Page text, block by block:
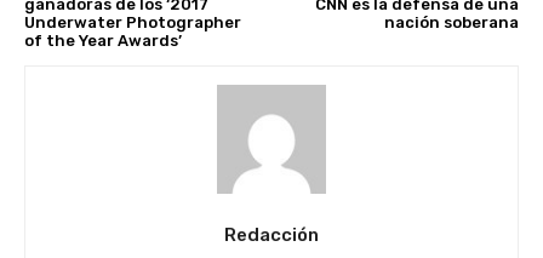
ganadoras de los ‘2017
Underwater Photographer
of the Year Awards’
CNN es la defensa de una
nación soberana
Redacción